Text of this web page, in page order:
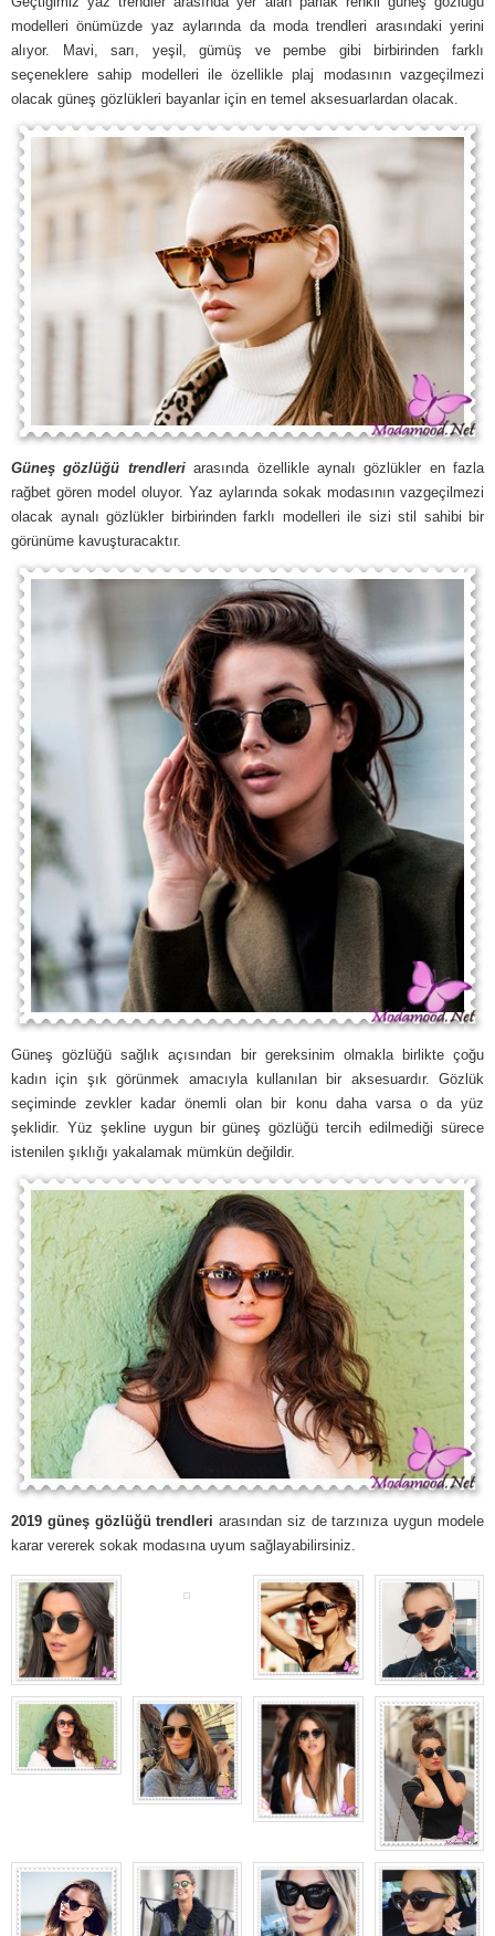
modelleri önümüzde yaz aylarında da moda trendleri arasındaki yerini
alıyor. Mavi, sarı, yeşil, gümüş ve pembe gibi birbirinden farklı
seçeneklere sahip modelleri ile özellikle plaj modasının vazgeçilmezi
olacak güneş gözlükleri bayanlar için en temel aksesuarlardan olacak.
Güneş gözlüğü trendleriarasında özellikle aynalı gözlükler en fazla
rağbet gören model oluyor. Yaz aylarında sokak modasının vazgeçilmezi
olacak aynalı gözlükler birbirinden farklı modelleri ile sizi stil sahibi bir
görünüme kavuşturacaktır.
Güneş gözlüğü sağlık açısından bir gereksinim olmakla birlikte çoğu
kadın için şık görünmek amacıyla kullanılan bir aksesuardır. Gözlük
seçiminde zevkler kadar önemli olan bir konu daha varsa o da yüz
şeklidir. Yüz şekline uygun bir güneş gözlüğü tercih edilmediği sürece
istenilen şıklığı yakalamak mümkün değildir.
2019 güneş gözlüğü trendleriarasından siz de tarzınıza uygun modele
karar vererek sokak modasına uyum sağlayabilirsiniz.